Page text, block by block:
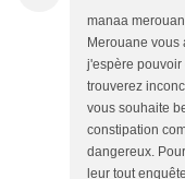
manaa
Merouane vous
j'espère
trouverez
vous souhaite
constipation
dangereux.
leur tout